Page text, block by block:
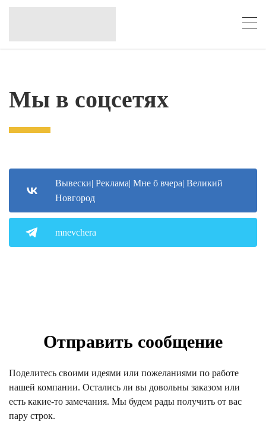
Мы в соцсетях
Вывески| Реклама| Мне б вчера| Великий
Новгород
mnevchera
Отправить сообщение
Поделитесь своими идеями или пожеланиями по работе
нашей компании. Остались ли вы довольны заказом или
есть какие-то замечания. Мы будем рады получить от вас
пару строк.